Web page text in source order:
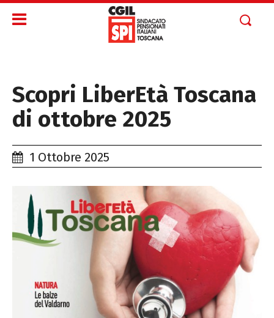
Scopri LiberEtà Toscana
di ottobre 2025
1 Ottobre 2025